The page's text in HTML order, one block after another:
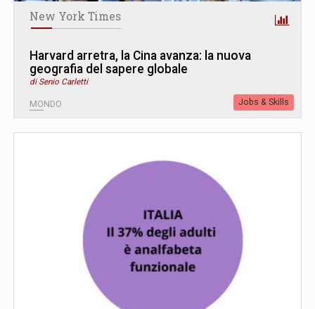
New York Times
Harvard arretra, la Cina avanza: la nuova
geografia del sapere globale
di Senio Carletti
MONDO Jobs & Skills